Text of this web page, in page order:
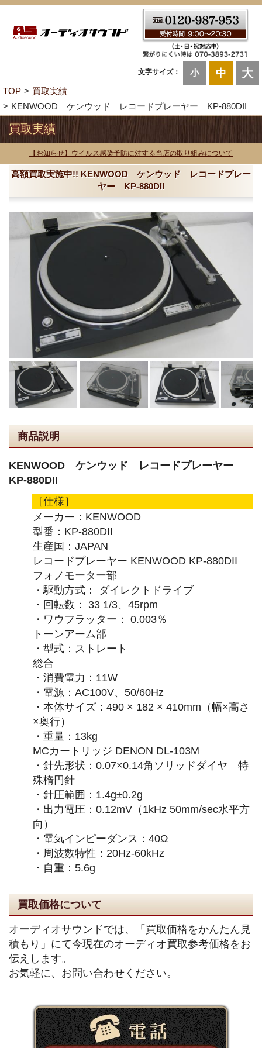
文字サイズ： 小 中 大
TOP
買取実績
KENWOOD ケンウッド レコードプレーヤー KP-880DII
買取実績
【お知らせ】ウイルス感染予防に対する当店の取り組みについて
高額買取実施中!! KENWOOD ケンウッド レコードプレー
ヤー KP-880DII
商品説明
KENWOOD ケンウッド レコードプレーヤー
KP-880DII
［仕様］
メーカー：KENWOOD
型番：KP-880DII
生産国：JAPAN
レコードプレーヤー KENWOOD KP-880DII
フォノモーター部
・駆動方式： ダイレクトドライブ
・回転数： 33 1/3、45rpm
・ワウフラッター： 0.003％
トーンアーム部
・型式：ストレート
総合
・消費電力：11W
・電源：AC100V、50/60Hz
・本体サイズ：490 × 182 × 410mm（幅×高さ
×奥行）
・重量：13kg
MCカートリッジ DENON DL-103M
・針先形状：0.07×0.14角ソリッドダイヤ 特
殊楕円針
・針圧範囲：1.4g±0.2g
・出力電圧：0.12mV（1kHz 50mm/sec水平方
向）
・電気インピーダンス：40Ω
・周波数特性：20Hz-60kHz
・自重：5.6g
買取価格について
オーディオサウンドでは、「買取価格をかんたん見
積もり」にて今現在のオーディオ買取参考価格をお
伝えします。
お気軽に、お問い合わせください。